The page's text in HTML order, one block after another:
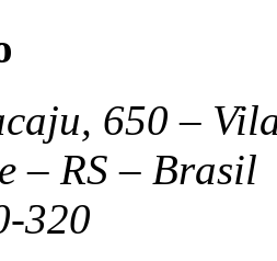
650 –
– RS – Brasil
320